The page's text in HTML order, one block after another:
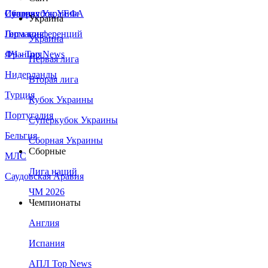
Сборная Украины
Италия
Германия
Франция
Нидерланды
Турция
Португалия
Бельгия
МЛС
Саудовская Аравия
Суперкубок УЕФА
Лига конференций
ЛЧ - Top News
Украина
Украина
Первая лига
Вторая лига
Кубок Украины
Суперкубок Украины
Сборная Украины
Сборные
Лига наций
ЧМ 2026
Чемпионаты
Англия
Испания
АПЛ Top News